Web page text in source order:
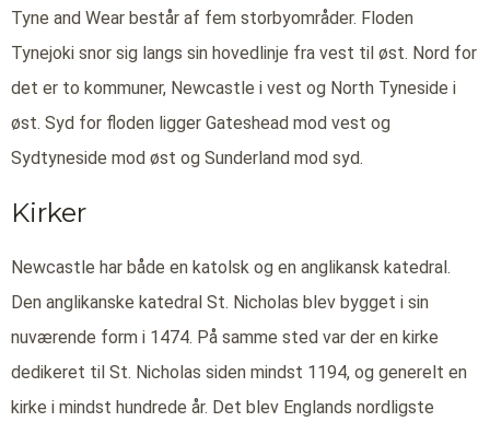
Tyne and Wear består af fem storbyområder. Floden
Tynejoki snor sig langs sin hovedlinje fra vest til øst. Nord for
det er to kommuner, Newcastle i vest og North Tyneside i
øst. Syd for floden ligger Gateshead mod vest og
Sydtyneside mod øst og Sunderland mod syd.
Kirker
Newcastle har både en katolsk og en anglikansk katedral.
Den anglikanske katedral St. Nicholas blev bygget i sin
nuværende form i 1474. På samme sted var der en kirke
dedikeret til St. Nicholas siden mindst 1194, og generelt en
kirke i mindst hundrede år. Det blev Englands nordligste